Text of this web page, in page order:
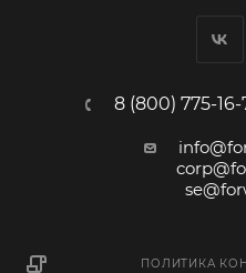
8 (800) 775-16-
ПОЛИТИКА